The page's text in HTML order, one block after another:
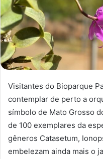
Visitantes do Bioparque
contemplar de perto a
símbolo de Mato Grosso
de 100 exemplares da
gêneros Catasetum,
embelezam ainda mais o